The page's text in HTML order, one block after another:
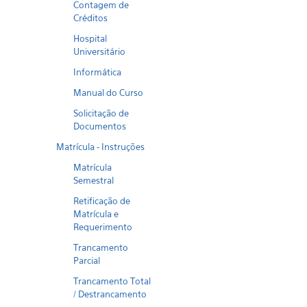
Contagem de
Créditos
Hospital
Universitário
Informática
Manual do Curso
Solicitação de
Documentos
Matrícula - Instruções
Matrícula
Semestral
Retificação de
Matrícula e
Requerimento
Trancamento
Parcial
Trancamento Total
/ Destrancamento